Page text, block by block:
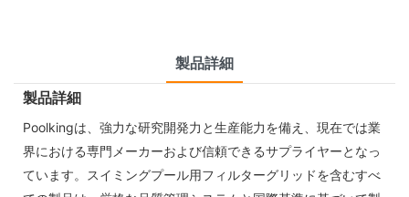
製品詳細
製品詳細
Poolkingは、強力な研究開発力と生産能力を備え、現在では業
界における専門メーカーおよび信頼できるサプライヤーとなっ
ています。スイミングプール用フィルターグリッドを含むすべ